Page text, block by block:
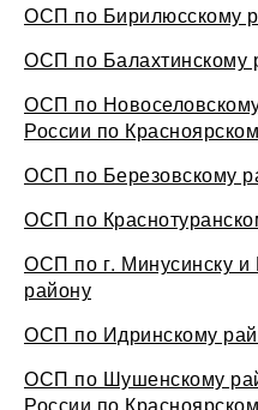
ОСП по Бирилюсскому
ОСП по Балахтинскому
ОСП по
России по
ОСП по Березовскому
ОСП по
ОСП по г. Минусинску и
району
ОСП по Идринскому
ОСП по Шушенскому